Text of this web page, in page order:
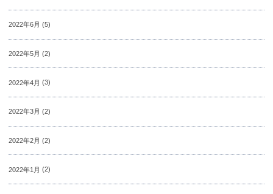
2022年6月 (5)
2022年5月 (2)
2022年4月 (3)
2022年3月 (2)
2022年2月 (2)
2022年1月 (2)